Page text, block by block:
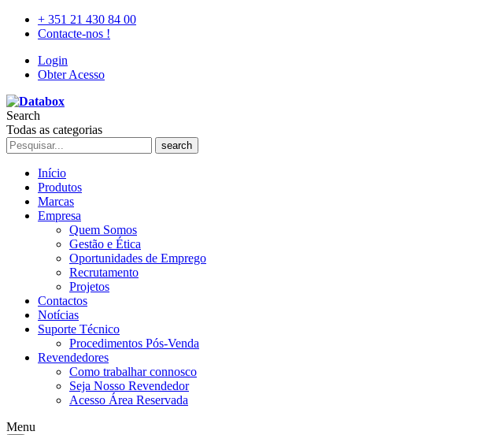
+ 351 21 430 84 00
Contacte-nos !
Login
Obter Acesso
Search
Todas as categorias
search
Início
Produtos
Marcas
Empresa
Quem Somos
Gestão e Ética
Oportunidades de Emprego
Recrutamento
Projetos
Contactos
Notícias
Suporte Técnico
Procedimentos Pós-Venda
Revendedores
Como trabalhar connosco
Seja Nosso Revendedor
Acesso Área Reservada
Menu